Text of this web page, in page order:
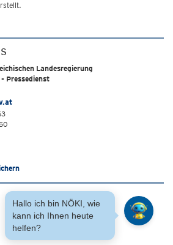
Landesregierung
Pressedienst
Hallo ich bin NÖKI, wie
kann ich Ihnen heute
helfen?